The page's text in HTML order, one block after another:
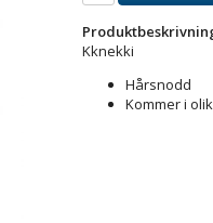
Kknekki
Hårsnodd
Kommer i